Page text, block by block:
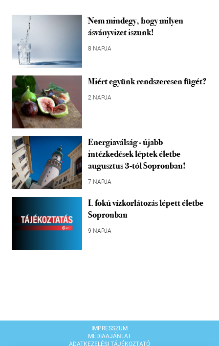
Nem mindegy, hogy milyen
ásványvizet iszunk!
8 NAPJA
Miért együnk rendszeresen fügét?
2 NAPJA
Energiaválság - újabb
intézkedések léptek életbe
augusztus 3-tól Sopronban!
7 NAPJA
I. fokú vízkorlátozás lépett életbe
Sopronban
9 NAPJA
IMPRESSZUM
MÉDIAAJÁNLAT
ADATKEZELÉSI TÁJÉKOZTATÓ